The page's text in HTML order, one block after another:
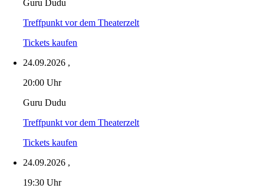
Guru Dudu
Treffpunkt vor dem Theaterzelt
Tickets kaufen
24.09.2026 ,
20:00 Uhr
Guru Dudu
Treffpunkt vor dem Theaterzelt
Tickets kaufen
24.09.2026 ,
19:30 Uhr